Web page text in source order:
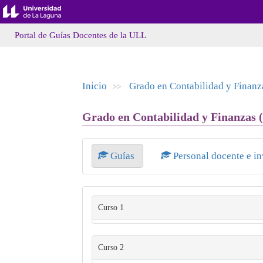
Portal de Guías Docentes de la ULL
Inicio >> Grado en Contabilidad y
Grado en Contabilidad y Finanzas
Guías Personal docente e
Curso 1
Curso 2